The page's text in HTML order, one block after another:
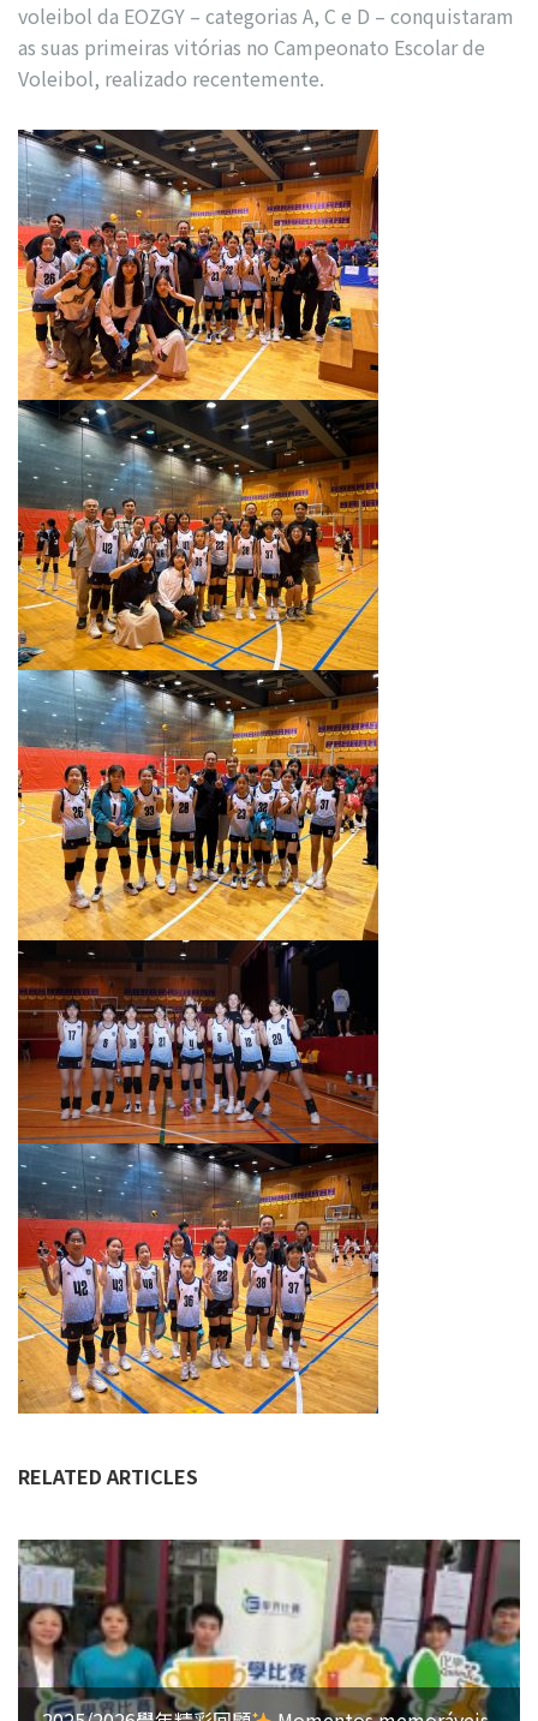
voleibol da EOZGY – categorias A, C e D – conquistaram
as suas primeiras vitórias no Campeonato Escolar de
Voleibol, realizado recentemente.
RELATED ARTICLES